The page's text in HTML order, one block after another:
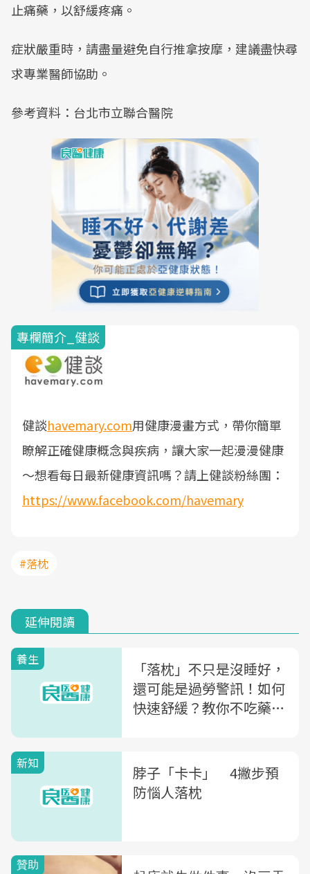
止痛藥，以舒緩疼痛。
症狀嚴重時，請盡量避免自行推拿按摩，建議盡快尋
求專業醫師協助。
參考資料：台北市立聯合醫院
專欄簡介_健談
健談havemary.com用健康漫畫方式，帶你簡單
瞭解正確健康概念與疾病，讓大家一起漫漫健康
～想看每日最新健康資訊嗎？請上健談粉絲團：
https://www.facebook.com/havemary
#落枕
延伸閱讀
養生
「落枕」不只是沒睡好，
還可能是過勞警訊！如何
快速舒緩？教你不吃藥不
新知
脖子「卡卡」 4撇步預
防惱人落枕